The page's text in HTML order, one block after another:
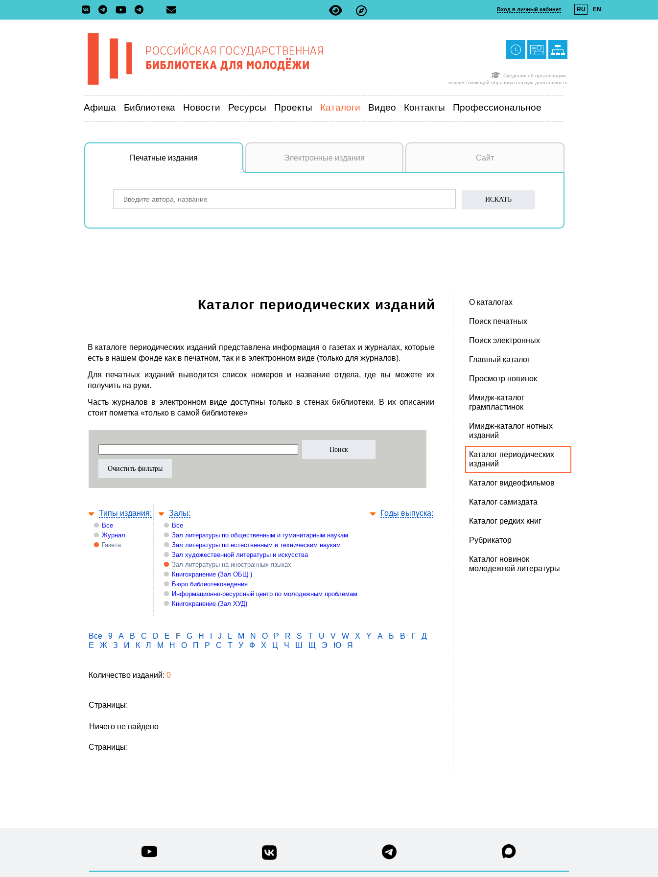
Вход в личный кабинет RU EN
Сведения об организации,
осуществляющей образовательную деятельность
Афиша Библиотека Новости Ресурсы Проекты Каталоги Видео Контакты Профессиональное
Печатные издания Электронные издания Сайт
Каталог периодических изданий
В каталоге периодических изданий представлена информация о газетах и журналах, которые
есть в нашем фонде как в печатном, так и в электронном виде (только для журналов).
Для печатных изданий выводится список номеров и название отдела, где вы можете их
получить на руки.
Часть журналов в электронном виде доступны только в стенах библиотеки. В их описании
стоит пометка «только в самой библиотеке»
Типы издания:
Все
Журнал
Газета
Залы:
Все
Зал литературы по общественным и гуманитарным наукам
Зал литературы по естественным и техническим наукам
Зал художественной литературы и искусства
Зал литературы на иностранных языках
Книгохранение (Зал ОБЩ )
Бюро библиотековедения
Информационно-ресурсный центр по молодежным проблемам
Книгохранение (Зал ХУД)
Годы выпуска:
Все 9 A B C D E F G H J L M N O P R S T U V W X Y А Б В Г
Д
Е
Ж З И К Л М Н О П Р С Т У Ф Х Ц Ч Ш Щ Э Ю Я
Количество изданий: 0
Страницы:
Ничего не найдено
Страницы:
О каталогах
Поиск печатных
Поиск электронных
Главный каталог
Просмотр новинок
Имидж-каталог
грампластинок
Имидж-каталог нотных
изданий
Каталог периодических
изданий
Каталог видеофильмов
Каталог самиздата
Каталог редких книг
Рубрикатор
Каталог новинок
молодежной литературы